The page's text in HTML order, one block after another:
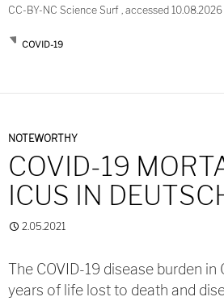
CC-BY-NC Science Surf , accessed 10.08.2026
COVID-19
NOTEWORTHY
COVID-19
ICUS IN
2.05.2021
The COVID-19 disease burden
years of life lost to death and